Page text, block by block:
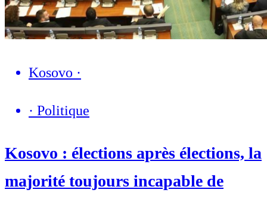
Kosovo ·
· Politique
Kosovo : élections après élections, la
majorité toujours incapable de